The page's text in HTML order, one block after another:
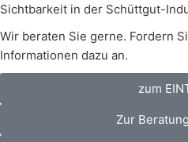
Sichtbarkeit in der Schüttgut-
Wir beraten Sie gerne. Fordern
Informationen dazu an.
zum
Zur